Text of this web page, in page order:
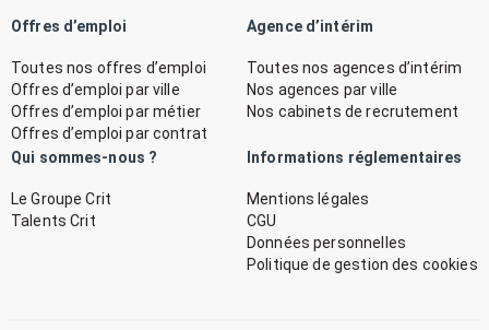
Offres d’emploi
Toutes nos offres d’emploi
Offres d’emploi par ville
Offres d’emploi par métier
Offres d’emploi par contrat
Agence d’intérim
Toutes nos agences d’intérim
Nos agences par ville
Nos cabinets de recrutement
Qui sommes-nous ?
Le Groupe Crit
Talents Crit
Informations réglementaires
Mentions légales
CGU
Données personnelles
Politique de gestion des cookies